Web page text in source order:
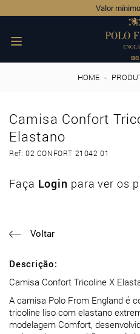
Valor
HOME -
Camisa Confort
Elastano
Ref: 02 CONFORT 21042 01
Faça Login para ver os
Voltar
Descrição:
Camisa Confort Tricoline X
A camisa Polo From England é
tricoline liso com elastano
modelagem Comfort,